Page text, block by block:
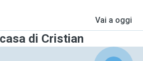
Vai a oggi
di Cristian